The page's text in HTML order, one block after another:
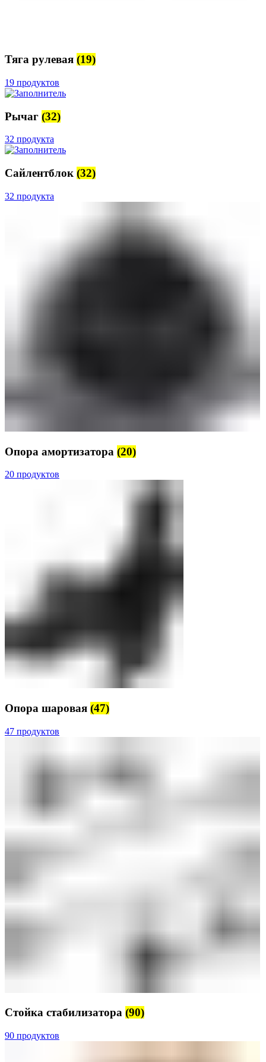
Тяга рулевая (19)
19 продуктов
Рычаг (32)
32 продукта
Сайлентблок (32)
32 продукта
Опора амортизатора (20)
20 продуктов
Опора шаровая (47)
47 продуктов
Стойка стабилизатора (90)
90 продуктов